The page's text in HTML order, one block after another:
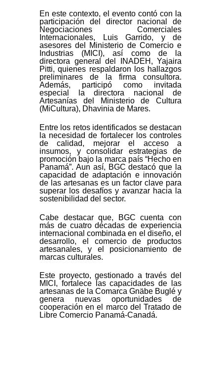
En este contexto, el evento contó con la
participación del director nacional de
Negociaciones Comerciales
Internacionales, Luis Garrido, y de
asesores del Ministerio de Comercio e
Industrias (MICI), así como de la
directora general del INADEH, Yajaira
Pitti, quienes respaldaron los hallazgos
preliminares de la firma consultora.
Además, participó como invitada
especial la directora nacional de
Artesanías del Ministerio de Cultura
(MiCultura), Dhavinia de Mares.
Entre los retos identificados se destacan
la necesidad de fortalecer los controles
de calidad, mejorar el acceso a
insumos, y consolidar estrategias de
promoción bajo la marca país “Hecho en
Panamá”. Aun así, BGC destacó que la
capacidad de adaptación e innovación
de las artesanas es un factor clave para
superar los desafíos y avanzar hacia la
sostenibilidad del sector.
Cabe destacar que, BGC cuenta con
más de cuatro décadas de experiencia
internacional combinada en el diseño, el
desarrollo, el comercio de productos
artesanales, y el posicionamiento de
marcas culturales.
Este proyecto, gestionado a través del
MICI, fortalece las capacidades de las
artesanas de la Comarca Gnäbe Buglé y
genera nuevas oportunidades de
cooperación en el marco del Tratado de
Libre Comercio Panamá-Canadá.